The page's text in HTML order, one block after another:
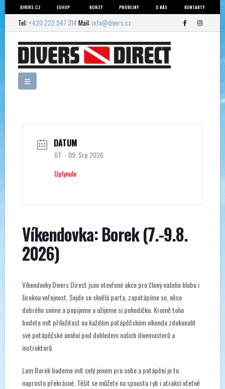
DIVERS.CZ ESHOP KURZY PRODEJNY O NÁS KONTAKTY
Tel: +420 222 947 314Mail:info@divers.cz
DATUM
07. - 09. Srp 2026
Uplynulo
Víkendovka: Borek (7.-9.8.
2026)
Víkendovky Divers Direct jsou otevřené akce pro členy našeho klubu i
širokou veřejnost. Sejde se skvělá parta, zapotápíme se, něco
dobrého sníme a popijeme a užijeme si pohodičku. Kromě toho
budete mít příležitost na každém potápěčském víkendu zdokonalit
své potápěčské umění pod dohledem našich divemasterů a
instruktorů.
Lom Borek budeme mít celý jenom pro sebe a potápění je tu
naprosto překrásné. Těšit se můžete na spoustu ryb i atrakcí včetně